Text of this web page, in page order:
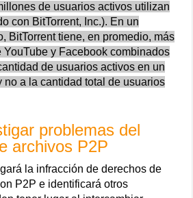
de usuarios activos utilizan
con BitTorrent, Inc.). En un
BitTorrent tiene, en promedio, más
YouTube y Facebook combinados
de usuarios activos en un
no a la cantidad total de usuarios
problemas del
archivos P2P
la infracción de derechos de
P2P e identificará otros